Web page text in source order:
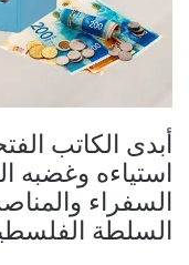
أبدى الكاتب
استياءه وغضبه
السفراء
السلطة